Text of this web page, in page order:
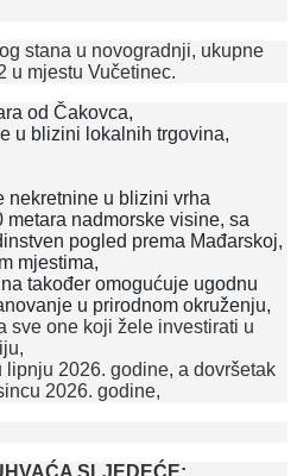
stana u novogradnji, ukupne
u mjestu Vučetinec.
od Čakovca,
u blizini lokalnih trgovina,
nekretnine u blizini vrha
metara nadmorske visine, sa
pogled prema Mađarskoj,
mjestima,
također omogućuje ugodnu
u prirodnom okruženju,
sve one koji žele investirati u
2026. godine, a dovršetak
2026. godine,